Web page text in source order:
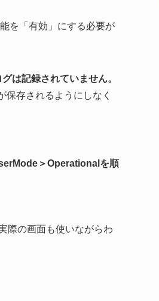
を「有効」にする必要が
は記録されていません。
存されるようにしなく
＞Operationalを順
際の画面も使いながらわ